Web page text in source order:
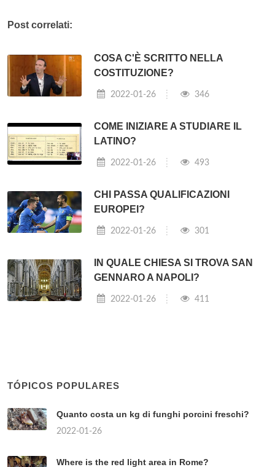
Post correlati:
COSA C'È SCRITTO NELLA
COSTITUZIONE?
2022-01-26 346
COME INIZIARE A STUDIARE IL
LATINO?
2022-01-26 493
CHI PASSA QUALIFICAZIONI
EUROPEI?
2022-01-26 301
IN QUALE CHIESA SI TROVA SAN
GENNARO A NAPOLI?
2022-01-26 411
TÓPICOS POPULARES
Quanto costa un kg di funghi porcini freschi?
2022-01-26
Where is the red light area in Rome?